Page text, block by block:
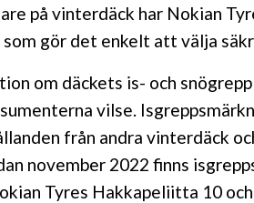
på vinterdäck har Nokian
som gör det enkelt att välja
om däckets is- och
vilse.
från andra vinterdäck
november 2022 finns
Tyres Hakkapeliitta 10